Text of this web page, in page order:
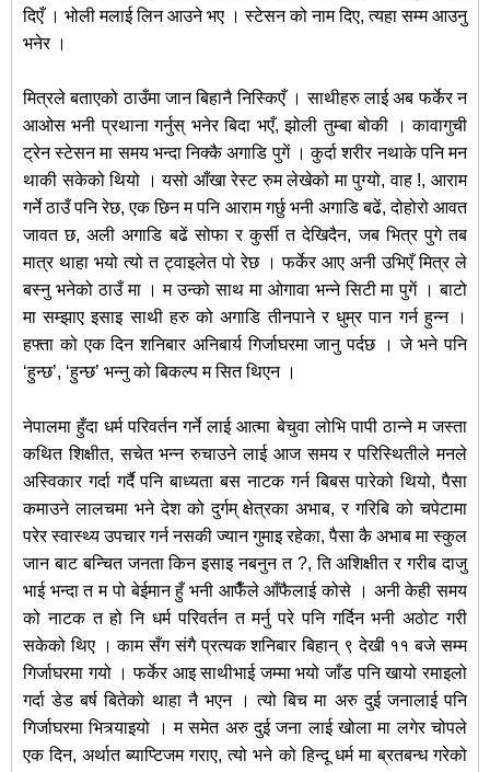
दिएँ । भोली मलाई लिन आउने भए । स्टेसन को नाम दिए, त्यहा सम्म आउनु
भनेर ।
मित्रले बताएको ठाउँमा जान बिहानै निस्किएँ । साथीहरु लाई अब फर्केर न
आओस भनी प्रथाना गर्नुस् भनेर बिदा भएँ, झोली तुम्बा बोकी । कावागुची
ट्रेन स्टेसन मा समय भन्दा निक्कै अगाडि पुगें । कुर्दा शरीर नथाके पनि मन
थाकी सकेको थियो । यसो आँखा रेस्ट रुम लेखेको मा पुग्यो, वाह !, आराम
गर्ने ठाउँ पनि रेछ, एक छिन म पनि आराम गर्छु भनी अगाडि बढें, दोहोरो आवत
जावत छ, अली अगाडि बढें सोफा र कुर्सी त देखिदैन, जब भित्र पुगे तब
मात्र थाहा भयो त्यो त ट्वाइलेत पो रेछ । फर्केर आए अनी उभिएँ मित्र ले
बस्नु भनेको ठाउँ मा । म उन्को साथ मा ओगावा भन्ने सिटी मा पुगें । बाटो
मा सम्झाए इसाइ साथी हरु को अगाडि तीनपाने र धुम्र पान गर्न हुन्न ।
हफ्ता को एक दिन शनिबार अनिबार्य गिर्जाघरमा जानु पर्दछ । जे भने पनि
‘हुन्छ’, ‘हुन्छ’ भन्नु को बिकल्प म सित थिएन ।
नेपालमा हुँदा धर्म परिवर्तन गर्ने लाई आत्मा बेचुवा लोभि पापी ठान्ने म जस्ता
कथित शिक्षीत, सचेत भन्न रुचाउने लाई आज समय र परिस्थितीले मनले
अस्विकार गर्दा गर्दै पनि बाध्यता बस नाटक गर्न बिबस पारेको थियो, पैसा
कमाउने लालचमा भने देश को दुर्गम् क्षेत्रका अभाब, र गरिबि को चपेटामा
परेर स्वास्थ्य उपचार गर्न नसकी ज्यान गुमाइ रहेका, पैसा कै अभाब मा स्कुल
जान बाट बन्चित जनता किन इसाइ नबनुन त ?, ति अशिक्षीत र गरीब दाजु
भाई भन्दा त म पो बेईमान हुँ भनी आफैँले आँफैलाई कोसे । अनी केही समय
को नाटक त हो नि धर्म परिवर्तन त मर्नु परे पनि गर्दिन भनी अठोट गरी
सकेको थिए । काम सँग संगै प्रत्यक शनिबार बिहान् ९ देखी ११ बजे सम्म
गिर्जाघरमा गयो । फर्केर आइ साथीभाई जम्मा भयो जाँड पनि खायो रमाइलो
गर्दा डेड बर्ष बितेको थाहा नै भएन । त्यो बिच मा अरु दुई जनालाई पनि
गिर्जाघरमा भित्र्याइयो । म समेत अरु दुई जना लाई खोला मा लगेर चोपले
एक दिन, अर्थात ब्याप्टिजम गराए, त्यो भने को हिन्दू धर्म मा ब्रतबन्ध गरेको